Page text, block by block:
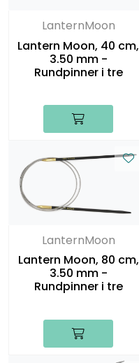
LanternMoon
Lantern Moon, 40 cm,
3.50 mm -
Rundpinner i tre
LanternMoon
Lantern Moon, 80 cm,
3.50 mm -
Rundpinner i tre